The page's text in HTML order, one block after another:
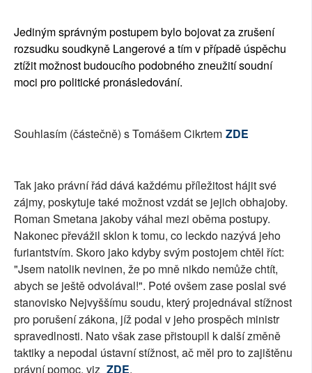
Jediným správným postupem bylo bojovat za zrušení
rozsudku soudkyně Langerové a tím v případě úspěchu
ztížit možnost budoucího podobného zneužití soudní
moci pro politické pronásledování.
Souhlasím (částečně) s Tomášem Cikrtem ZDE
Tak jako právní řád dává každému příležitost hájit své
zájmy, poskytuje také možnost vzdát se jejich obhajoby.
Roman Smetana jakoby váhal mezi oběma postupy.
Nakonec převážil sklon k tomu, co leckdo nazývá jeho
furiantstvím. Skoro jako kdyby svým postojem chtěl říct:
"Jsem natolik nevinen, že po mně nikdo nemůže chtít,
abych se ještě odvolával!". Poté ovšem zase poslal své
stanovisko Nejvyššímu soudu, který projednával stížnost
pro porušení zákona, jíž podal v jeho prospěch ministr
spravedlnosti. Nato však zase přistoupil k další změně
taktiky a nepodal ústavní stížnost, ač měl pro to zajištěnu
právní pomoc, viz ZDE.